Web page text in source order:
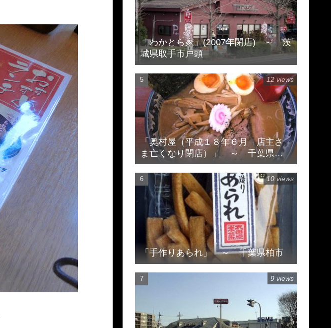
「わかとら家」(2007年閉店) ～ 茨
城県取手市戸頭
「奥村屋（平成１８年６月 店主さ
ま亡くなり閉店）」 ～ 千葉県柏
市豊住
12 views
「手作りあられ」 ～ 千葉県柏市
10 views
9 views